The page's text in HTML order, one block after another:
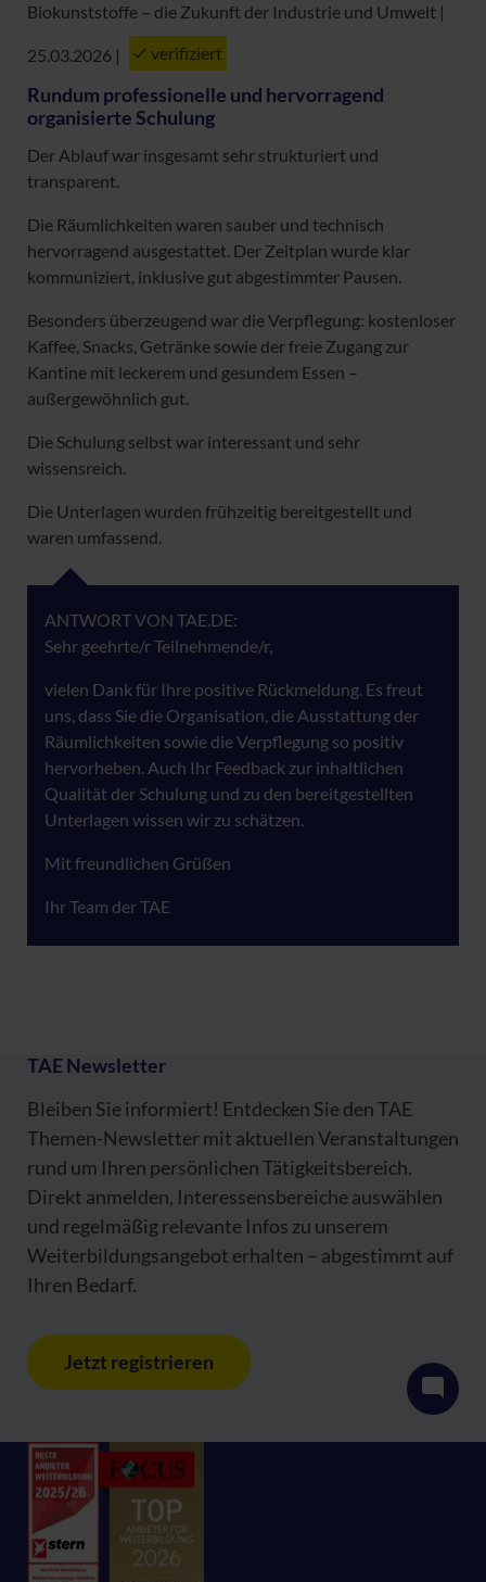
Biokunststoffe – die Zukunft der Industrie und Umwelt |
25.03.2026 | verifiziert
Rundum professionelle und hervorragend
organisierte Schulung
Der Ablauf war insgesamt sehr strukturiert und
transparent.
Die Räumlichkeiten waren sauber und technisch
hervorragend ausgestattet. Der Zeitplan wurde klar
kommuniziert, inklusive gut abgestimmter Pausen.
Besonders überzeugend war die Verpflegung: kostenloser
Kaffee, Snacks, Getränke sowie der freie Zugang zur
Kantine mit leckerem und gesundem Essen –
außergewöhnlich gut.
Die Schulung selbst war interessant und sehr
wissensreich.
Die Unterlagen wurden frühzeitig bereitgestellt und
waren umfassend.
ANTWORT VON TAE.DE:
Sehr geehrte/r Teilnehmende/r,
vielen Dank für Ihre positive Rückmeldung. Es freut
uns, dass Sie die Organisation, die Ausstattung der
Räumlichkeiten sowie die Verpflegung so positiv
hervorheben. Auch Ihr Feedback zur inhaltlichen
Qualität der Schulung und zu den bereitgestellten
Unterlagen wissen wir zu schätzen.
Mit freundlichen Grüßen
Ihr Team der TAE
TAE Newsletter
Bleiben Sie informiert! Entdecken Sie den TAE
Themen-Newsletter mit aktuellen Veranstaltungen
rund um Ihren persönlichen Tätigkeitsbereich.
Direkt anmelden, Interessensbereiche auswählen
und regelmäßig relevante Infos zu unserem
Weiterbildungsangebot erhalten – abgestimmt auf
Ihren Bedarf.
Jetzt registrieren